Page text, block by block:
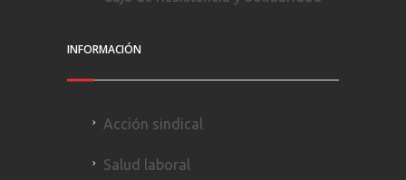
INFORMACIÓN
Acción sindical
Salud laboral